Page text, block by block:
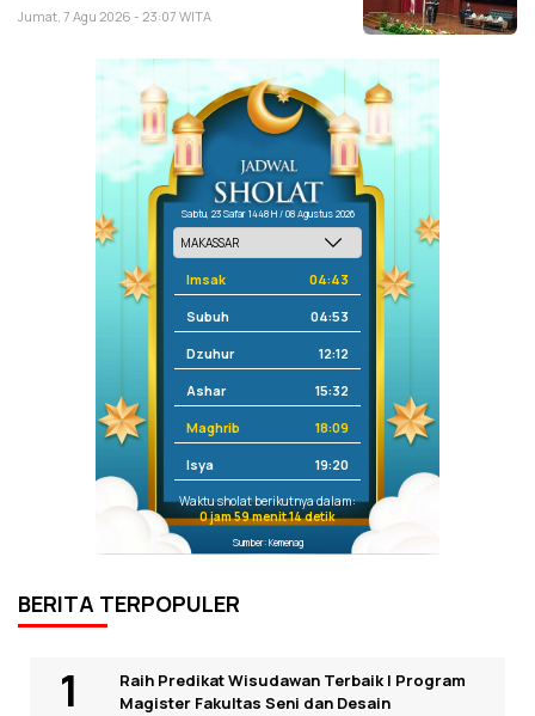
Jumat, 7 Agu 2026 - 23:07 WITA
Sabtu, 23 Safar 1448 H / 08 Agustus 2026
Imsak 04:43
Subuh 04:53
Dzuhur 12:12
Ashar 15:32
Maghrib 18:09
Isya 19:20
Waktu sholat berikutnya dalam:
0 jam 59 menit 14 detik
Sumber: Kemenag
BERITA TERPOPULER
Raih Predikat Wisudawan Terbaik I Program
Magister Fakultas Seni dan Desain